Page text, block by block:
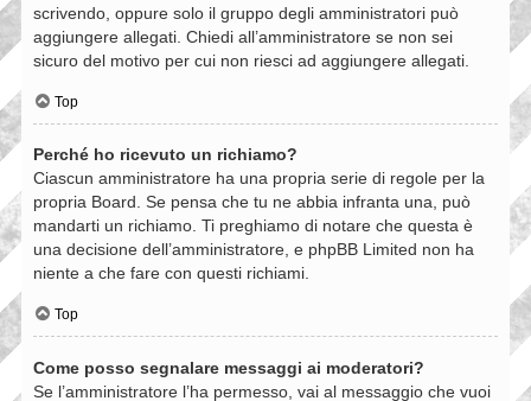
scrivendo, oppure solo il gruppo degli amministratori può
aggiungere allegati. Chiedi all’amministratore se non sei
sicuro del motivo per cui non riesci ad aggiungere allegati.
Top
Perché ho ricevuto un richiamo?
Ciascun amministratore ha una propria serie di regole per la
propria Board. Se pensa che tu ne abbia infranta una, può
mandarti un richiamo. Ti preghiamo di notare che questa è
una decisione dell’amministratore, e phpBB Limited non ha
niente a che fare con questi richiami.
Top
Come posso segnalare messaggi ai moderatori?
Se l’amministratore l’ha permesso, vai al messaggio che vuoi